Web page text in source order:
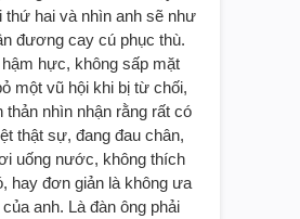
thứ hai và nhìn anh sẽ như
đương cay cú phục thù.
hực, không sấp mặt
một vũ hội khi bị từ chối,
thản nhìn nhận rằng rất có
thật sự, đang đau chân,
uống nước, không thích
hay đơn giản là không ưa
anh. Là đàn ông phải